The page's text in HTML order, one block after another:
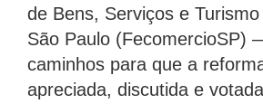
de Bens, Serviços e
São Paulo (FecomercioSP)
caminhos para que a
apreciada, discutida e